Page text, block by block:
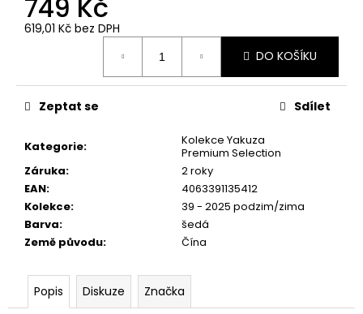
749 Kč
619,01 Kč bez DPH
DO KOŠÍKU
Kategorie:
Kolekce Yakuza
Premium Selection
Záruka:
2 roky
EAN:
4063391135412
Kolekce:
39 - 2025 podzim/zima
Barva:
šedá
Země původu: Čína
Zeptat se Sdílet
Popis Diskuze Značka
CUT
THE